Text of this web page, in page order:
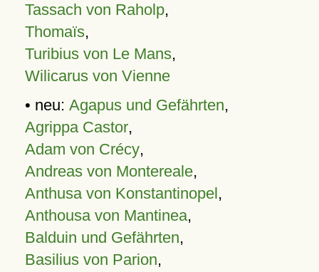
Tassach von Raholp,
Thomaïs,
Turibius von Le Mans,
Wilicarus von Vienne
• neu: Agapus und Gefährten,
Agrippa Castor,
Adam von Crécy,
Andreas von Montereale,
Anthusa von Konstantinopel,
Anthousa von Mantinea,
Balduin und Gefährten,
Basilius von Parion,